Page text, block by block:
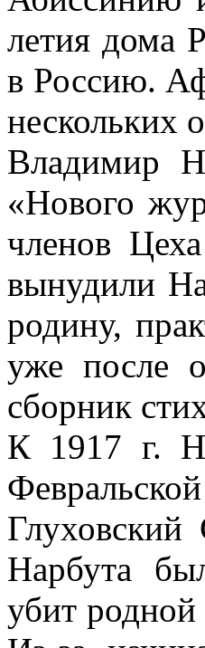
летия дома
в Россию.
нескольких
Владимир
«Нового
членов
вынудили
родину,
уже после
сборник
К 1917 г.
Нарбута
убит